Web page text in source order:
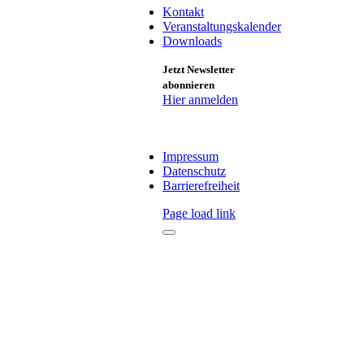
Kontakt
Veranstaltungskalender
Downloads
Jetzt Newsletter
abonnieren
Hier anmelden
Impressum
Datenschutz
Barrierefreiheit
Page load link